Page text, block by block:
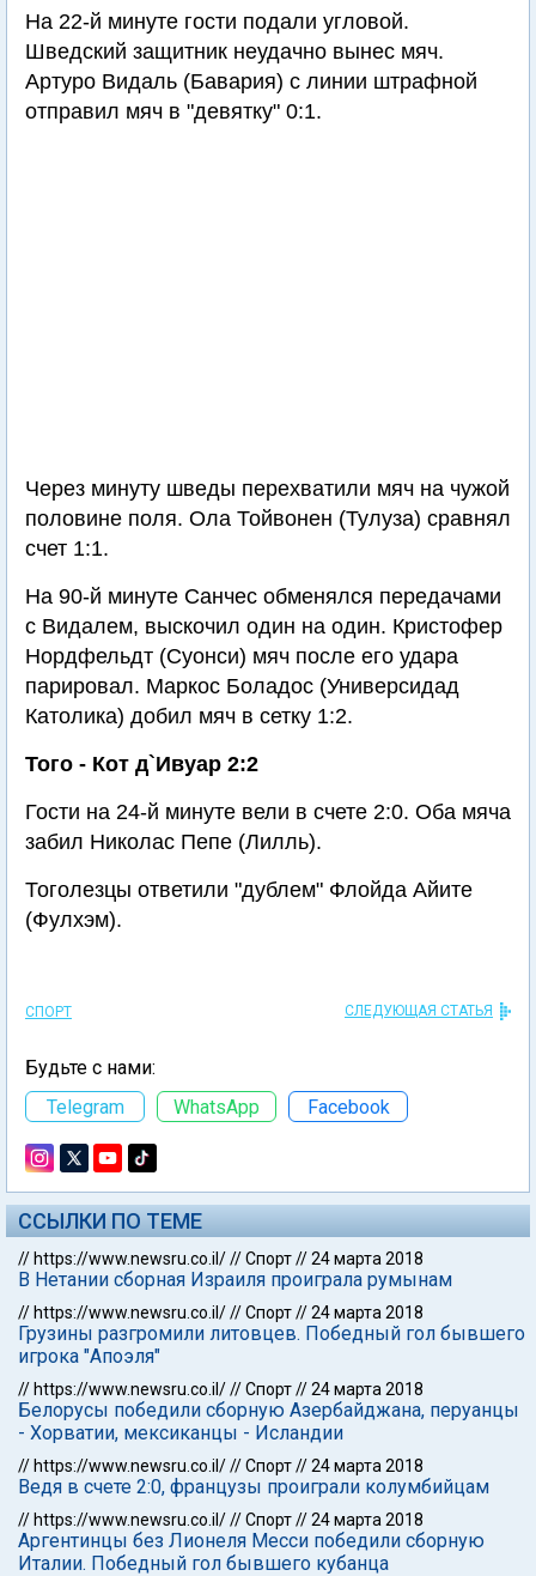
На 22-й минуте гости подали угловой.
Шведский защитник неудачно вынес мяч.
Артуро Видаль (Бавария) с линии штрафной
отправил мяч в "девятку" 0:1.
Через минуту шведы перехватили мяч на чужой
половине поля. Ола Тойвонен (Тулуза) сравнял
счет 1:1.
На 90-й минуте Санчес обменялся передачами
с Видалем, выскочил один на один. Кристофер
Нордфельдт (Суонси) мяч после его удара
парировал. Маркос Боладос (Универсидад
Католика) добил мяч в сетку 1:2.
Того - Кот д`Ивуар 2:2
Гости на 24-й минуте вели в счете 2:0. Оба мяча
забил Николас Пепе (Лилль).
Тоголезцы ответили "дублем" Флойда Айите
(Фулхэм).
СПОРТ СЛЕДУЮЩАЯ СТАТЬЯ
Будьте с нами:
Telegram
WhatsApp Facebook
ССЫЛКИ ПО ТЕМЕ
// https://www.newsru.co.il///Спорт//24 марта 2018
В Нетании сборная Израиля проиграла румынам
// https://www.newsru.co.il///Спорт//24 марта 2018
Грузины разгромили литовцев. Победный гол бывшего
игрока "Апоэля"
// https://www.newsru.co.il///Спорт//24 марта 2018
Белорусы победили сборную Азербайджана, перуанцы
- Хорватии, мексиканцы - Исландии
// https://www.newsru.co.il///Спорт//24 марта 2018
Ведя в счете 2:0, французы проиграли колумбийцам
// https://www.newsru.co.il///Спорт//24 марта 2018
Аргентинцы без Лионеля Месси победили сборную
Италии. Победный гол бывшего кубанца